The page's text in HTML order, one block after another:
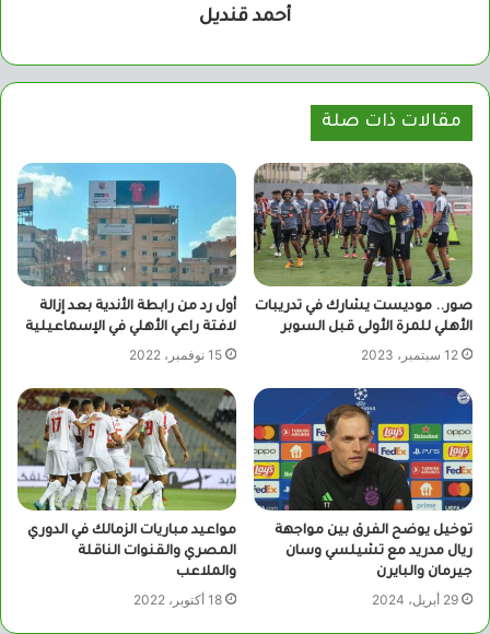
أحمد قنديل
مقالات ذات صلة
صور.. موديست يشارك في تدريبات
الأهلي للمرة الأولى قبل السوبر
12 سبتمبر، 2023
أول رد من رابطة الأندية بعد إزالة
لافتة راعي الأهلي في الإسماعيلية
15 نوفمبر، 2022
توخيل يوضح الفرق بين مواجهة
ريال مدريد مع تشيلسي وسان
جيرمان والبايرن
29 أبريل، 2024
مواعيد مباريات الزمالك في الدوري
المصري والقنوات الناقلة
والملاعب
18 أكتوبر، 2022